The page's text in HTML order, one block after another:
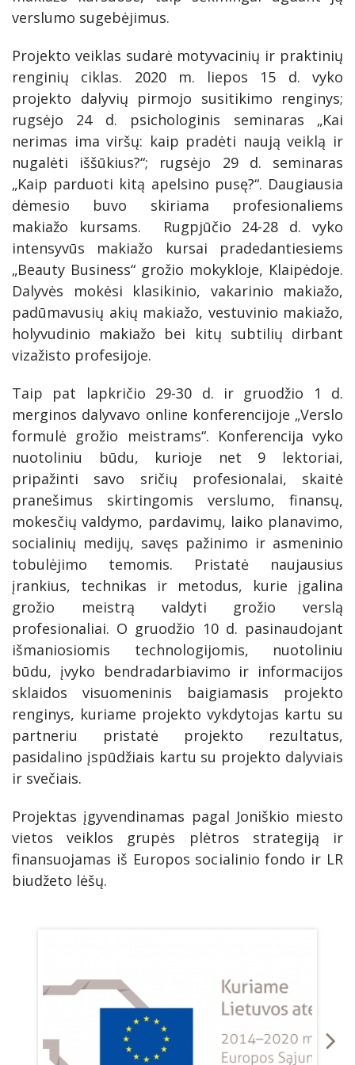
VIRTIENIŲ RAITYMO EDUKACIJA
KREPŠINIO LEGENDOS ATGYJA JONIŠKYJE
KLECKŲ PUOTA
LAUMĖS TAKAIS Į SAVO VIDINĮ PASAULĮ
SKAISTGIRĮ
verslumo sugebėjimus.
Projekto veiklas sudarė motyvacinių ir praktinių
renginių ciklas. 2020 m. liepos 15 d. vyko
projekto dalyvių pirmojo susitikimo renginys;
rugsėjo 24 d. psichologinis seminaras „Kai
nerimas ima viršų: kaip pradėti naują veiklą ir
nugalėti iššūkius?“; rugsėjo 29 d. seminaras
„Kaip parduoti kitą apelsino pusę?“. Daugiausia
dėmesio buvo skiriama profesionaliems
makiažo kursams. Rugpjūčio 24-28 d. vyko
intensyvūs makiažo kursai pradedantiesiems
„Beauty Business“ grožio mokykloje, Klaipėdoje.
Dalyvės mokėsi klasikinio, vakarinio makiažo,
padūmavusių akių makiažo, vestuvinio makiažo,
holyvudinio makiažo bei kitų subtilių dirbant
vizažisto profesijoje.
Taip pat lapkričio 29-30 d. ir gruodžio 1 d.
merginos dalyvavo online konferencijoje „Verslo
formulė grožio meistrams“. Konferencija vyko
nuotoliniu būdu, kurioje net 9 lektoriai,
pripažinti savo sričių profesionalai, skaitė
pranešimus skirtingomis verslumo, finansų,
mokesčių valdymo, pardavimų, laiko planavimo,
socialinių medijų, savęs pažinimo ir asmeninio
tobulėjimo temomis. Pristatė naujausius
įrankius, technikas ir metodus, kurie įgalina
grožio meistrą valdyti grožio verslą
profesionaliai. O gruodžio 10 d. pasinaudojant
išmaniosiomis technologijomis, nuotoliniu
būdu, įvyko bendradarbiavimo ir informacijos
sklaidos visuomeninis baigiamasis projekto
renginys, kuriame projekto vykdytojas kartu su
partneriu pristatė projekto rezultatus,
pasidalino įspūdžiais kartu su projekto dalyviais
ir svečiais.
Projektas įgyvendinamas pagal Joniškio miesto
vietos veiklos grupės plėtros strategiją ir
finansuojamas iš Europos socialinio fondo ir LR
biudžeto lėšų.